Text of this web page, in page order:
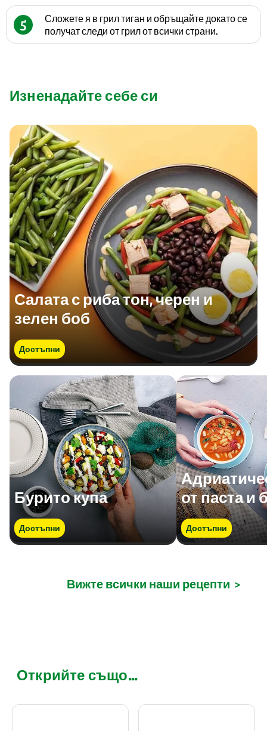
5
Сложете я в грил тиган и обръщайте докато се
получат следи от грил от всички страни.
Изненадайте себе си
Салата с риба тон, черен и
зелен боб
Достъпни
Бурито купа
Достъпни
от паста и
Достъпни
Вижте всички наши рецепти >
Открийте също...